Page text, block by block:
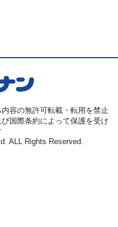
容の無許可転載・転用を禁止
国際条約によって保護を受け
ALL Rights Reserved.